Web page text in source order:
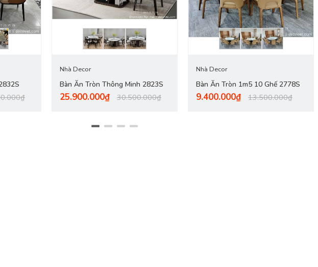
Nhà Decor
Bàn Ăn Tròn Thông Minh 2823S
25.900.000₫ 30.500.000₫
Nhà Decor
Bàn Ăn Tròn 1m5 10 Ghế 2778S
9.400.000₫ 13.500.000₫